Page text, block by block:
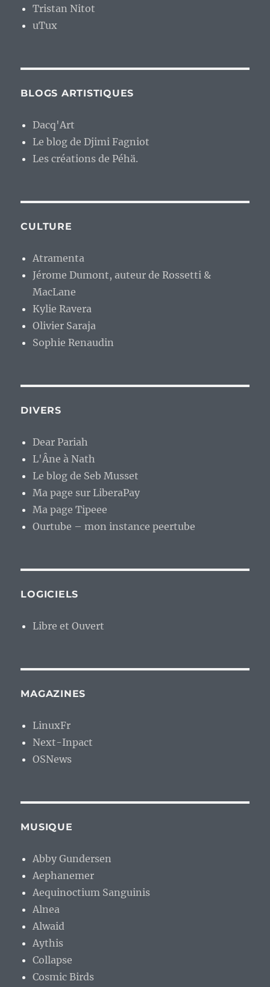
Tristan Nitot
uTux
BLOGS ARTISTIQUES
Dacq'Art
Le blog de Djimi Fagniot
Les créations de Péhä.
CULTURE
Atramenta
Jérome Dumont, auteur de Rossetti &
MacLane
Kylie Ravera
Olivier Saraja
Sophie Renaudin
DIVERS
Dear Pariah
L'Âne à Nath
Le blog de Seb Musset
Ma page sur LiberaPay
Ma page Tipeee
Ourtube – mon instance peertube
LOGICIELS
Libre et Ouvert
MAGAZINES
LinuxFr
Next-Inpact
OSNews
MUSIQUE
Abby Gundersen
Aephanemer
Aequinoctium Sanguinis
Alnea
Alwaid
Aythis
Collapse
Cosmic Birds